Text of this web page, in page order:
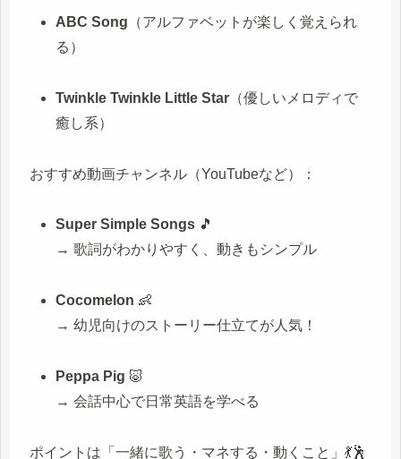
ABC Song （アルファベットが楽しく覚えられ
る）
Twinkle Twinkle Little Star （優しいメロディで
癒し系）
おすすめ動画チャンネル（YouTubeなど）：
Super Simple Songs 🎵
→ 歌詞がわかりやすく、動きもシンプル
Cocomelon 👶
→ 幼児向けのストーリー仕立てが人気！
Peppa Pig 🐷
→ 会話中心で日常英語を学べる
ポイントは「一緒に歌う・マネする・動くこと」💃🕺